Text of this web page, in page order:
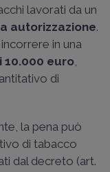
lavorati da un
autorizzazione.
in una
10.000 euro
di
la pena può
di tabacco
dal decreto (art.